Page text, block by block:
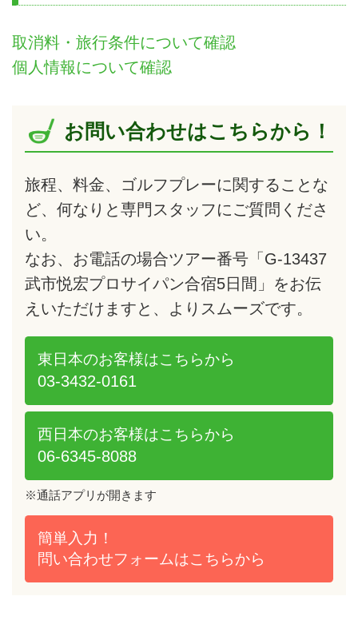
取消料・旅行条件について確認
個人情報について確認
お問い合わせはこちらから！
旅程、料金、ゴルフプレーに関することな
ど、何なりと専門スタッフにご質問くださ
い。
なお、お電話の場合ツアー番号「G-13437
武市悦宏プロサイパン合宿5日間」をお伝
えいただけますと、よりスムーズです。
東日本のお客様はこちらから
03-3432-0161
西日本のお客様はこちらから
06-6345-8088
簡単入力！
問い合わせフォームはこちらから
※通話アプリが開きます